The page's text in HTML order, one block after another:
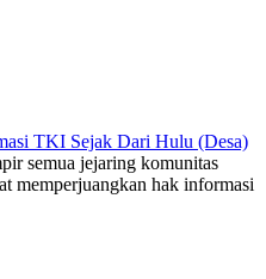
TKI Sejak Dari Hulu (Desa)
semua jejaring komunitas
memperjuangkan hak informasi